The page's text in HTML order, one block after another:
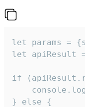
let params
let apiResult
if
} else {